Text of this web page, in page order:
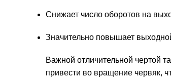
Снижает число оборотов на
Значительно повышает
Важной отличительной чертой
привести во вращение червяк,